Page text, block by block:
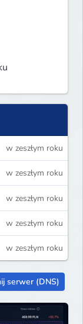
w zeszłym roku
w zeszłym roku
w zeszłym roku
w zeszłym roku
w zeszłym roku
serwer (DNS)